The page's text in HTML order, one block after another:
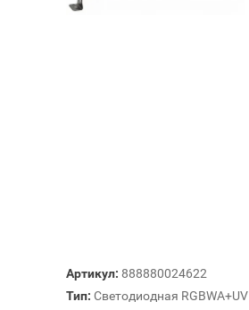
Артикул: 888880024622
Тип: Светодиодная